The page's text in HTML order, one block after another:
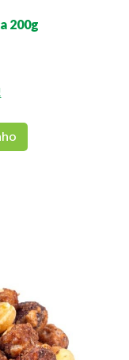
200g